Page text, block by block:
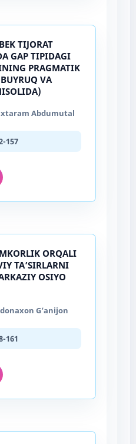
TIJORAT
GAP TIPIDAGI
PRAGMATIK
VA
Abdumutal
157
ORQALI
TA’SIRLARNI
OSIYO
G‘anijon
161